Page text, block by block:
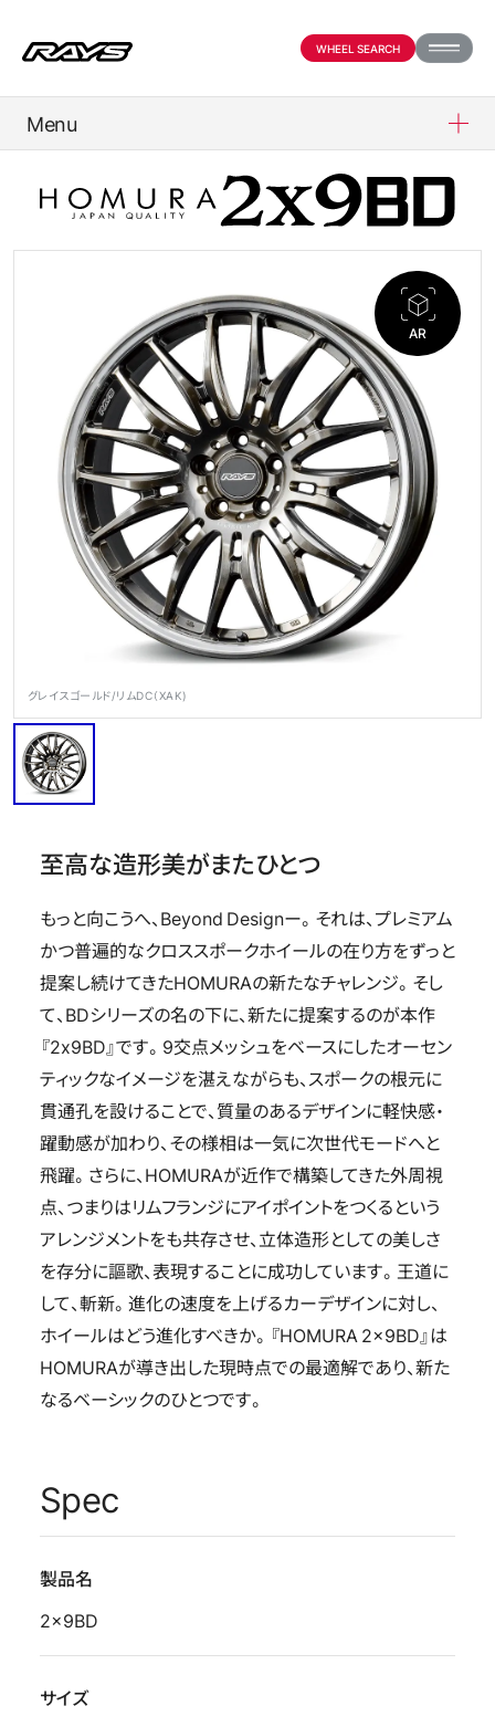
WHEEL SEARCH
Menu
PRODUCTS
COMPANY
PARTNER SHOP
NEWS
OFFICIAL SNS
AR
グレイスゴールド/リムDC（XAK)
至高な造形美がまたひとつ
もっと向こうへ、Beyond Designー。それは、プレミアム
かつ普遍的なクロススポークホイールの在り方をずっと
提案し続けてきたHOMURAの新たなチャレンジ。そし
て、BDシリーズの名の下に、新たに提案するのが本作
『2x9BD』です。9交点メッシュをベースにしたオーセン
ティックなイメージを湛えながらも、スポークの根元に
貫通孔を設けることで、質量のあるデザインに軽快感・
躍動感が加わり、その様相は一気に次世代モードへと
飛躍。さらに、HOMURAが近作で構築してきた外周視
点、つまりはリムフランジにアイポイントをつくるという
アレンジメントをも共存させ、立体造形としての美しさ
を存分に謳歌、表現することに成功しています。王道に
して、斬新。進化の速度を上げるカーデザインに対し、
ホイールはどう進化すべきか。『HOMURA 2x9BD』は
HOMURAが導き出した現時点での最適解であり、新た
なるベーシックのひとつです。
Spec
製品名
2x9BD
サイズ